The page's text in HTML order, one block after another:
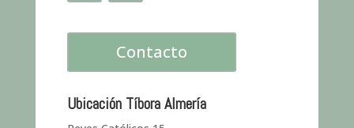
Contacto
Ubicación Tíbora Almería